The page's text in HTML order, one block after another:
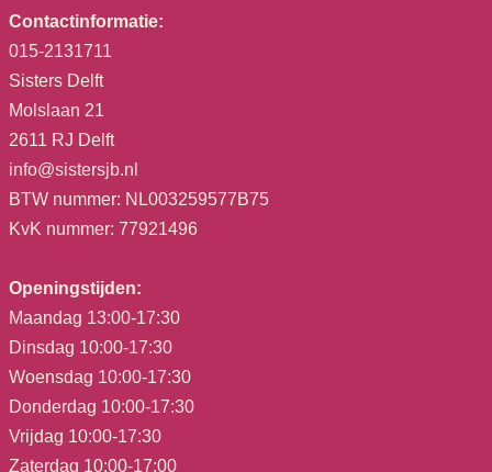
Contactinformatie:
015-2131711
Sisters Delft
Molslaan 21
2611 RJ Delft
info@sistersjb.nl
BTW nummer: NL003259577B75
KvK nummer: 77921496
Openingstijden:
Maandag 13:00-17:30
Dinsdag 10:00-17:30
Woensdag 10:00-17:30
Donderdag 10:00-17:30
Vrijdag 10:00-17:30
Zaterdag 10:00-17:00